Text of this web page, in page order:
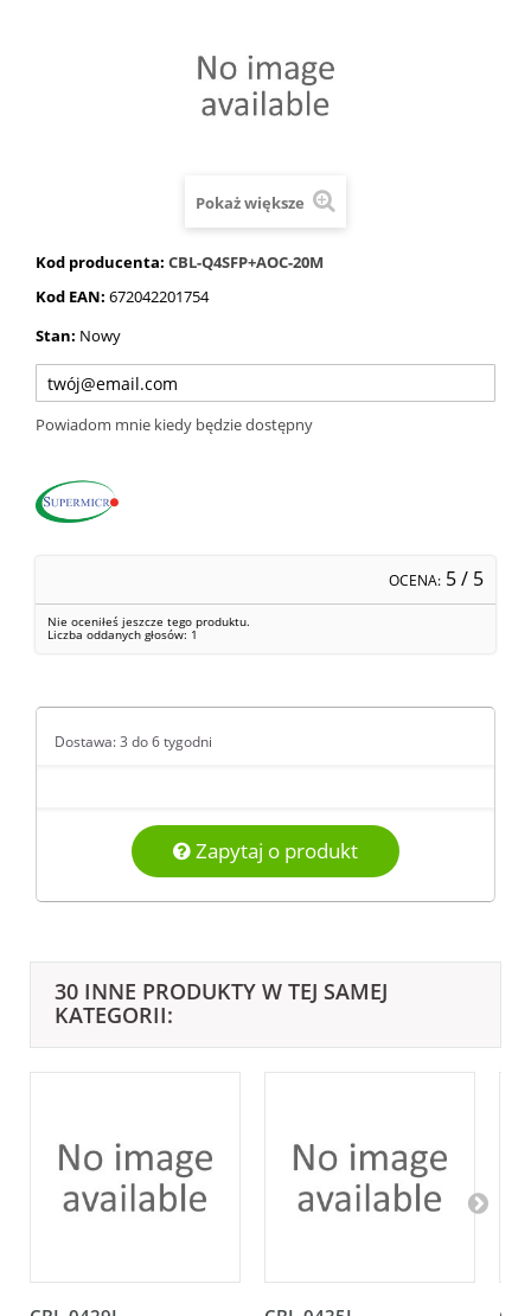
Pokaż większe
Kod producenta: CBL-Q4SFP+AOC-20M
Kod EAN: 672042201754
Stan: Nowy
Powiadom mnie kiedy będzie dostępny
OCENA: 5/ 5
Nie oceniłeś jeszcze tego produktu.
Liczba oddanych głosów: 1
Dostawa: 3 do 6 tygodni
Zapytaj o produkt
30 INNE PRODUKTY W TEJ SAMEJ
KATEGORII: